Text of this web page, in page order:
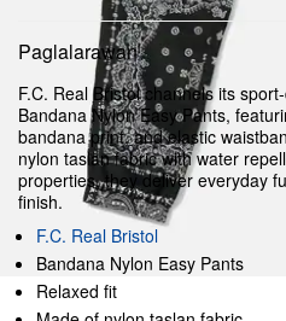
Paglalarawan
F.C. Real Bristol channels its
Bandana Nylon Easy Pants,
bandana print, and elastic
nylon taslan fabric with water
properties, they deliver everyday
finish.
F.C. Real Bristol
Bandana Nylon Easy Pants
Relaxed fit